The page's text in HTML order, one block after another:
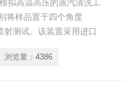
拟高温高压的蒸汽清洗工
将样品置于四个角度
射测试。该装置采用进口
浏览量： 4386